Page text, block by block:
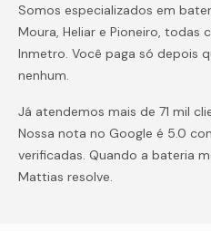
Somos especializados em
Moura, Heliar e Pioneiro, todas
Inmetro. Você paga só depois
nenhum.
Já atendemos mais de 71 mil
Nossa nota no Google é 5.0
verificadas. Quando a bateria
Mattias resolve.